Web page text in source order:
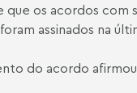
que os acordos
assinados na
do acordo